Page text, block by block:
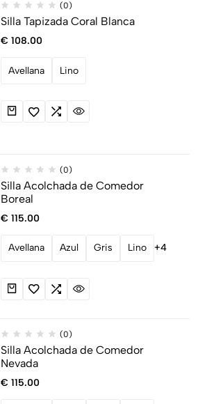
(0)
Silla Tapizada Coral Blanca
€ 108.00
Avellana Lino
(0)
Silla Acolchada de Comedor
Boreal
€ 115.00
Avellana Azul Gris Lino +4
(0)
Silla Acolchada de Comedor
Nevada
€ 115.00